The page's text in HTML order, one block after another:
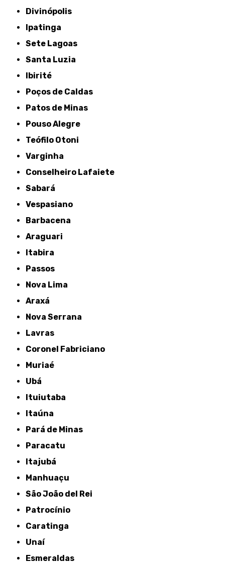
Divinópolis
Ipatinga
Sete Lagoas
Santa Luzia
Ibirité
Poços de Caldas
Patos de Minas
Pouso Alegre
Teófilo Otoni
Varginha
Conselheiro Lafaiete
Sabará
Vespasiano
Barbacena
Araguari
Itabira
Passos
Nova Lima
Araxá
Nova Serrana
Lavras
Coronel Fabriciano
Muriaé
Ubá
Ituiutaba
Itaúna
Pará de Minas
Paracatu
Itajubá
Manhuaçu
São João del Rei
Patrocínio
Caratinga
Unaí
Esmeraldas